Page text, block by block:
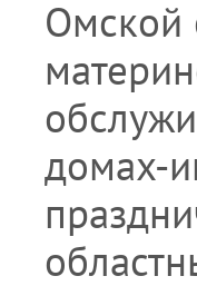
Омской
домах-